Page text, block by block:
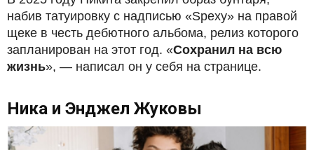
набив татуировку с надписью «Spexy» на правой
щеке в честь дебютного альбома, релиз которого
запланирован на этот год. «Сохранил на всю
жизнь», — написал он у себя на странице.
Ника и Энджел Жуковы